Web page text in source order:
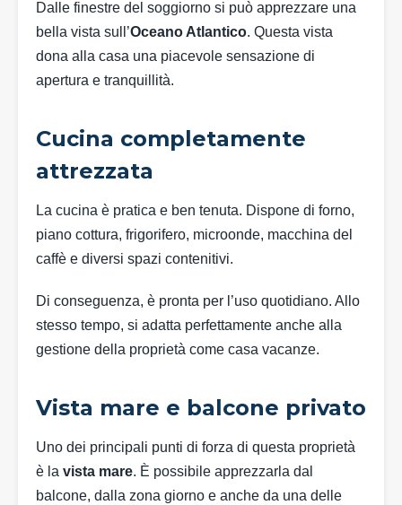
Dalle finestre del soggiorno si può apprezzare una
bella vista sull’Oceano Atlantico. Questa vista
dona alla casa una piacevole sensazione di
apertura e tranquillità.
Cucina completamente
attrezzata
La cucina è pratica e ben tenuta. Dispone di forno,
piano cottura, frigorifero, microonde, macchina del
caffè e diversi spazi contenitivi.
Di conseguenza, è pronta per l’uso quotidiano. Allo
stesso tempo, si adatta perfettamente anche alla
gestione della proprietà come casa vacanze.
Vista mare e balcone privato
Uno dei principali punti di forza di questa proprietà
è la vista mare. È possibile apprezzarla dal
balcone, dalla zona giorno e anche da una delle